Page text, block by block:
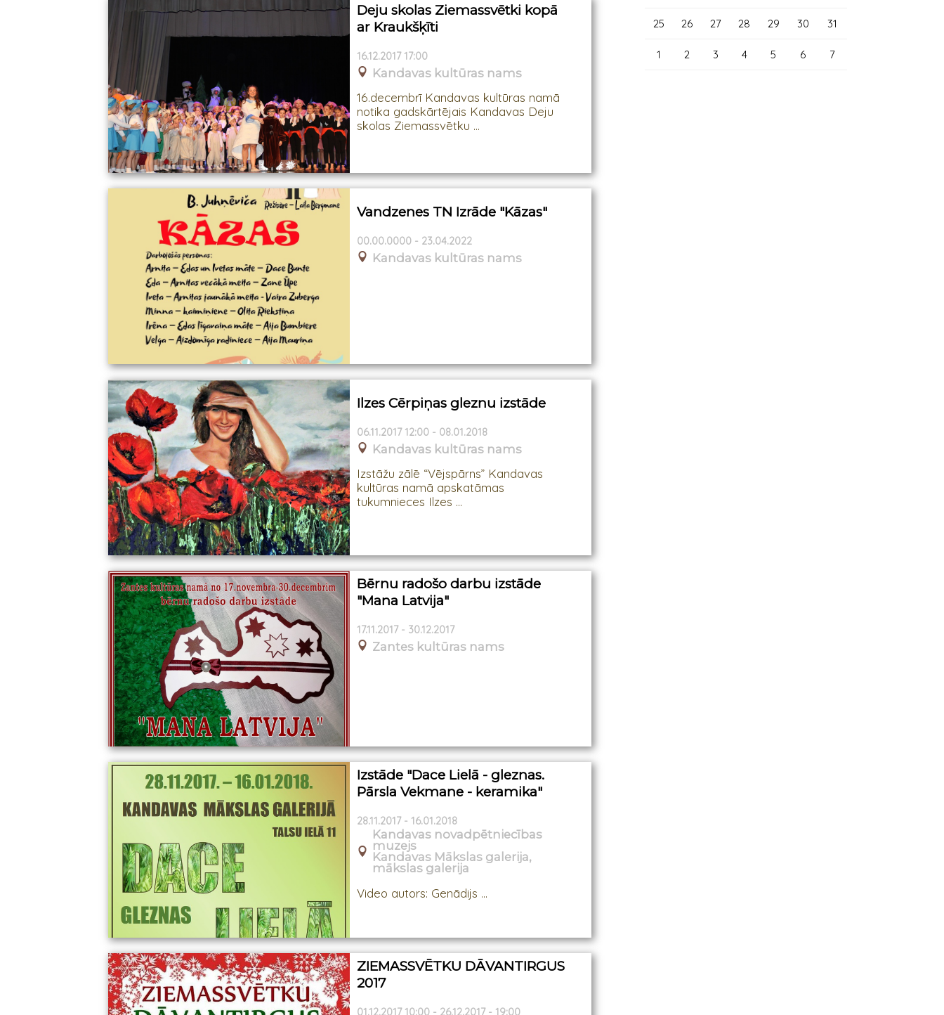
Deju skolas Ziemassvētki kopā
ar Kraukšķīti
16.12.2017 17:00
Kandavas kultūras nams
16.decembrī Kandavas kultūras namā
notika gadskārtējais Kandavas Deju
skolas Ziemassvētku ...
Vandzenes TN Izrāde "Kāzas"
00.00.0000 - 23.04.2022
Kandavas kultūras nams
Ilzes Cērpiņas gleznu izstāde
06.11.2017 12:00 - 08.01.2018
Kandavas kultūras nams
Izstāžu zālē “Vējspārns” Kandavas
kultūras namā apskatāmas
tukumnieces Ilzes ...
Bērnu radošo darbu izstāde
"Mana Latvija"
17.11.2017 - 30.12.2017
Zantes kultūras nams
Izstāde "Dace Lielā - gleznas.
Pārsla Vekmane - keramika"
28.11.2017 - 16.01.2018
Kandavas novadpētniecības
muzejs
Kandavas Mākslas galerija,
mākslas galerija
Video autors: Genādijs ...
ZIEMASSVĒTKU DĀVANTIRGUS
2017
01.12.2017 10:00 - 26.12.2017 - 19:00
25 26 27 28 29 30 31
1 2 3 4 5 6 7